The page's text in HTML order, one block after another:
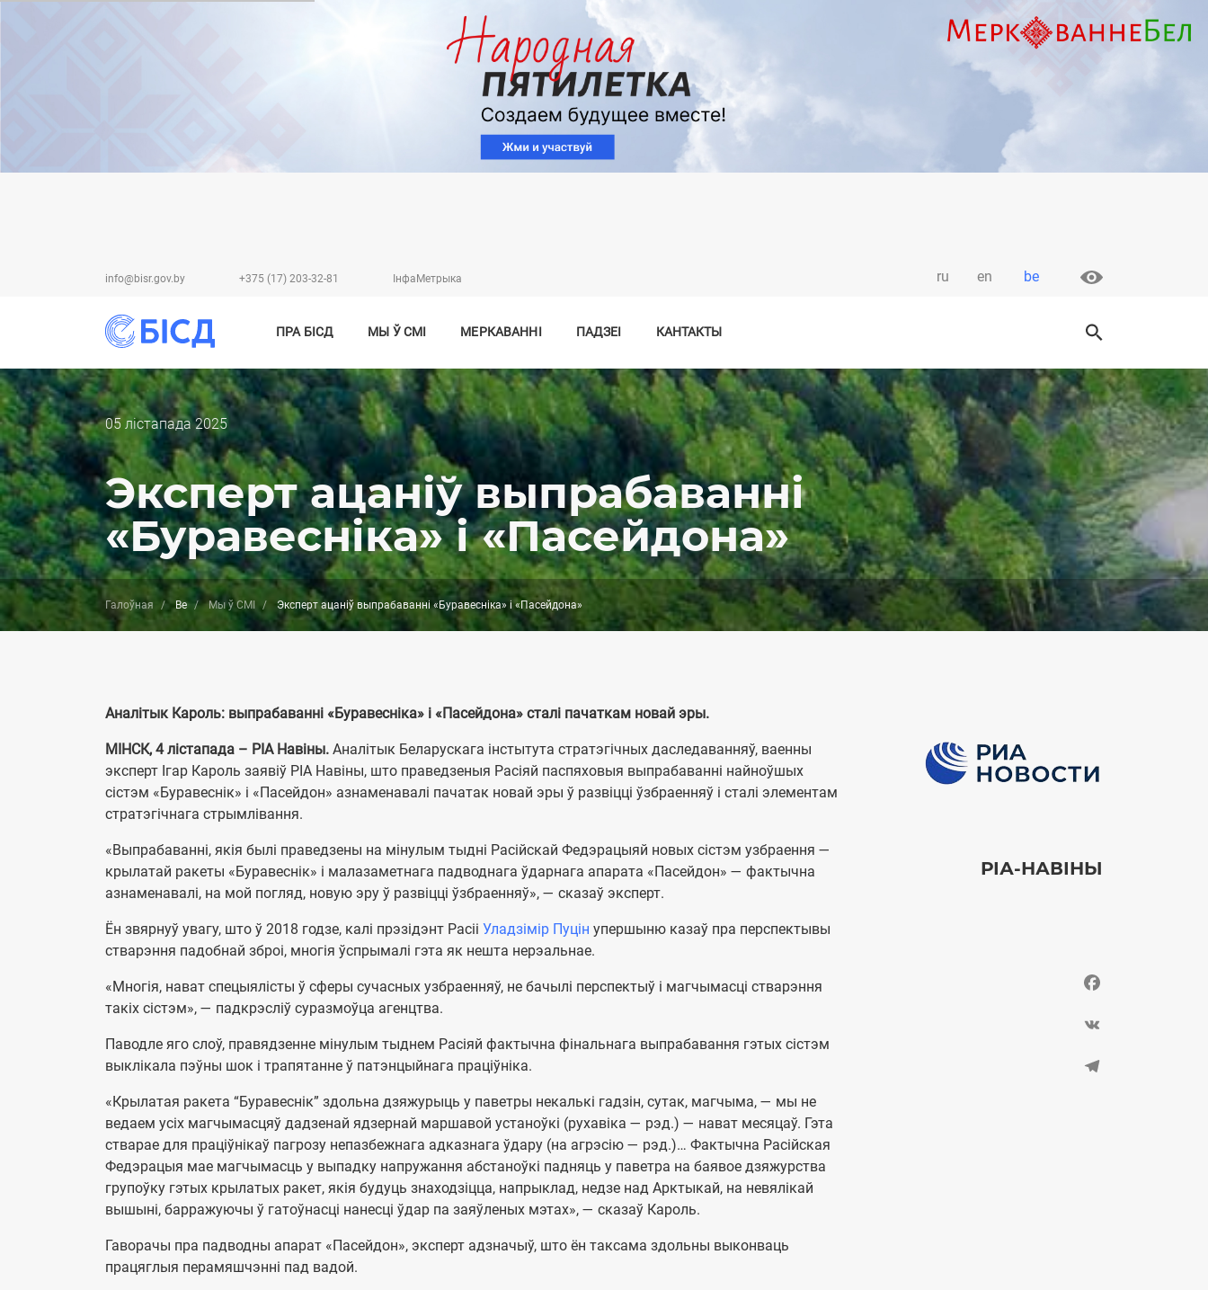
да
асноўнага
змесціва
info@bisr.gov.by +375 (17) 203-32-81 IнфаMетрыка be
ru en
ПРА БІСД МЫ Ў СМІ МЕРКАВАННІ ПАДЗЕІ КАНТАКТЫ
Дата
публикации
05 лістапада 2025
Эксперт ацаніў выпрабаванні
«Буравесніка» і «Пасейдона»
Галоўная Be Мы ў СМІ Эксперт ацаніў выпрабаванні «Буравесніка» і «Пасейдона»
Аналітык Кароль: выпрабаванні «Буравесніка» і «Пасейдона» сталі пачаткам новай эры.
МІНСК, 4 лістапада – РIА Навiны. Аналітык Беларускага інстытута стратэгічных даследаванняў, ваенны
эксперт Ігар Кароль заявіў РIА Навiны, што праведзеныя Расіяй паспяховыя выпрабаванні найноўшых
сістэм «Буравеснік» і «Пасейдон» азнаменавалі пачатак новай эры ў развіцці ўзбраенняў і сталі элементам
стратэгічнага стрымлівання.
«Выпрабаванні, якія былі праведзены на мінулым тыдні Расійскай Федэрацыяй новых сістэм узбраення —
крылатай ракеты «Буравеснік» і малазаметнага падводнага ўдарнага апарата «Пасейдон» — фактычна
азнаменавалі, на мой погляд, новую эру ў развіцці ўзбраенняў», — сказаў эксперт.
Ён звярнуў увагу, што ў 2018 годзе, калі прэзідэнт Расіі Уладзімір Пуцін упершыню казаў пра перспектывы
стварэння падобнай зброі, многія ўспрымалі гэта як нешта нерэальнае.
«Многія, нават спецыялісты ў сферы сучасных узбраенняў, не бачылі перспектыў і магчымасці стварэння
такіх сістэм», — падкрэсліў суразмоўца агенцтва.
Паводле яго слоў, правядзенне мінулым тыднем Расіяй фактычна фінальнага выпрабавання гэтых сістэм
выклікала пэўны шок і трапятанне ў патэнцыйнага праціўніка.
«Крылатая ракета “Буравеснік” здольна дзяжурыць у паветры некалькі гадзін, сутак, магчыма, — мы не
ведаем усіх магчымасцяў дадзенай ядзернай маршавой устаноўкі (рухавіка — рэд.) — нават месяцаў. Гэта
стварае для праціўнікаў пагрозу непазбежнага адказнага ўдару (на агрэсію — рэд.)… Фактычна Расійская
Федэрацыя мае магчымасць у выпадку напружання абстаноўкі падняць у паветра на баявое дзяжурства
групоўку гэтых крылатых ракет, якія будуць знаходзіцца, напрыклад, недзе над Арктыкай, на невялікай
вышыні, барражуючы ў гатоўнасці нанесці ўдар па заяўленых мэтах», — сказаў Кароль.
Гаворачы пра падводны апарат «Пасейдон», эксперт адзначыў, што ён таксама здольны выконваць
працяглыя перамяшчэнні пад вадой.
РІА-НАВІНЫ